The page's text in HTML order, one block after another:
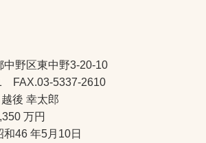
中野区東中野3-20-10
FAX.03-5337-2610
後 幸太郎
万円
46 年5月10日